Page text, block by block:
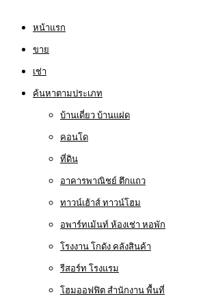
หน้าแรก
ขาย
เช่า
ค้นหาตามประเภท
บ้านเดี่ยว บ้านแฝด
คอนโด
ที่ดิน
อาคารพาณิชย์ ตึกแถว
ทาวน์เฮ้าส์ ทาวน์โฮม
อพาร์ทเม้นท์ ห้องเช่า หอพัก
โรงงาน โกดัง คลังสินค้า
รีสอร์ท โรงแรม
โฮมออฟฟิต สำนักงาน พื้นที่